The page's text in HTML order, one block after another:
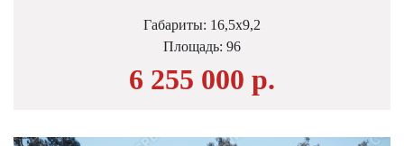
Габариты: 16,5х9,2
Площадь: 96
6 255 000 р.